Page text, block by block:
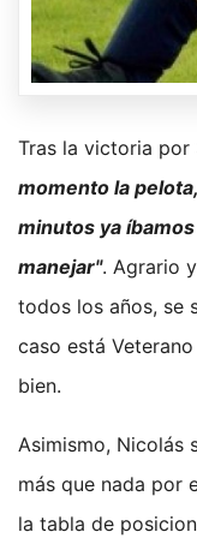
Tras la victoria por
momento la
minutos ya
manejar". Agrario
todos los años, se
caso está
bien.
Asimismo, Nicolás
más que nada por
la tabla de